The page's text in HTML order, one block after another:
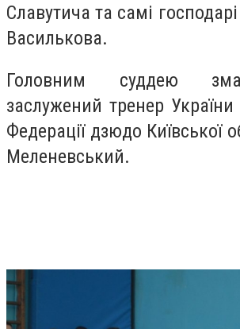
Славутича та самі
Василькова.
Головним суддею
заслужений тренер
Федерації дзюдо Київської
Меленевський.